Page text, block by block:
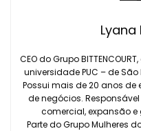
CEO do Grupo
universidade PUC – de
Possui mais de 20 anos de
de negócios.
comercial, expansão
Parte do Grupo Mulheres